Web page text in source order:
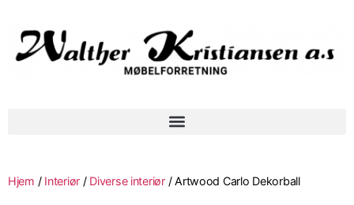
Hjem / Interiør/ Diverse interiør/ Artwood Carlo Dekorball